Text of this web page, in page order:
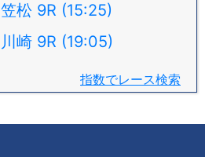
笠松 9R (15:25)
川崎 9R (19:05)
指数でレース検索